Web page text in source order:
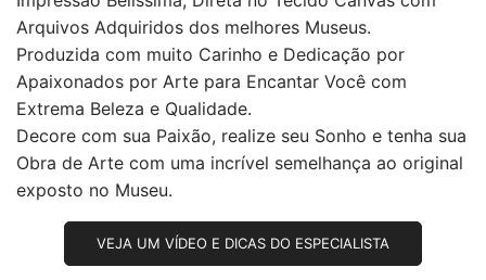
Arquivos Adquiridos dos melhores Museus.
Produzida com muito Carinho e Dedicação por
Apaixonados por Arte para Encantar Você com
Extrema Beleza e Qualidade.
Decore com sua Paixão, realize seu Sonho e tenha sua
Obra de Arte com uma incrível semelhança ao original
exposto no Museu.
VEJA UM VÍDEO E DICAS DO ESPECIALISTA